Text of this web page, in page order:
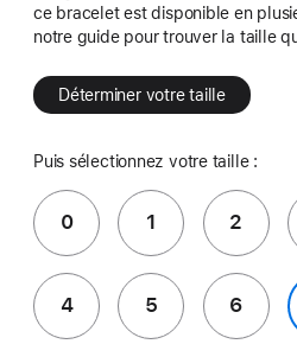
ce bracelet est disponible en
notre guide pour trouver la taille
Déterminer votre taille
Puis sélectionnez votre taille :
0 1 2
4 5 6